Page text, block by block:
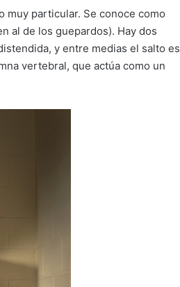
muy particular. Se conoce como
al de los guepardos). Hay dos
y entre medias el salto es
vertebral, que actúa como un